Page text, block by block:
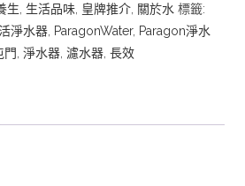
生 生活品味 皇牌推介 關於水 標籤:
淨水器 ParagonWater, Paragon淨水
門 ,淨水器 ,濾水器 ,長效